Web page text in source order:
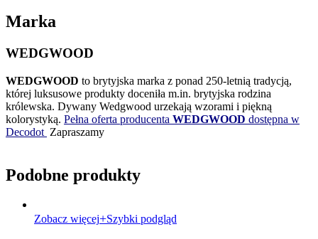
Marka
WEDGWOOD
WEDGWOOD to brytyjska marka z ponad 250-letnią tradycją,
której luksusowe produkty doceniła m.in. brytyjska rodzina
królewska. Dywany Wedgwood urzekają wzorami i piękną
kolorystyką. Pełna oferta producenta WEDGWOOD dostępna w
Decodot Zapraszamy
Podobne produkty
Zobacz więcej Szybki podgląd